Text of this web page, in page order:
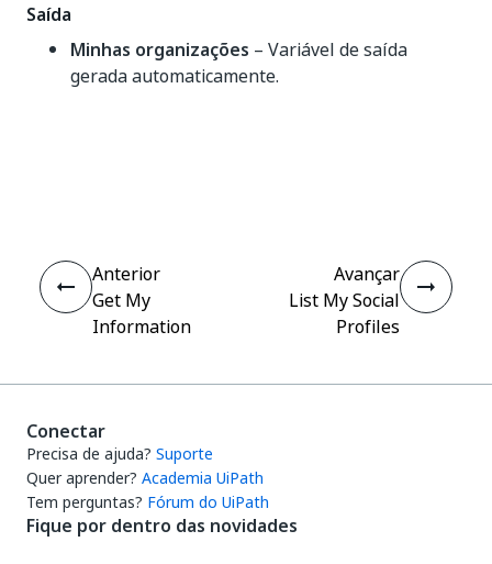
Saída
Minhas organizações – Variável de saída
gerada automaticamente.
Anterior
Get My
Information
Avançar
List My Social
Profiles
Conectar
Precisa de ajuda? Suporte
Quer aprender? Academia UiPath
Tem perguntas? Fórum do UiPath
Fique por dentro das novidades